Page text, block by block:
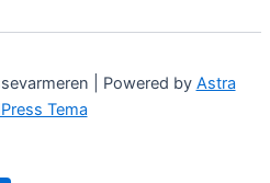
| Powered by Astra
Tema